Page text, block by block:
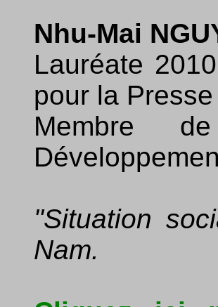
Nhu-Mai
Lauréate
pour la
Membre
"Situation
Nam.